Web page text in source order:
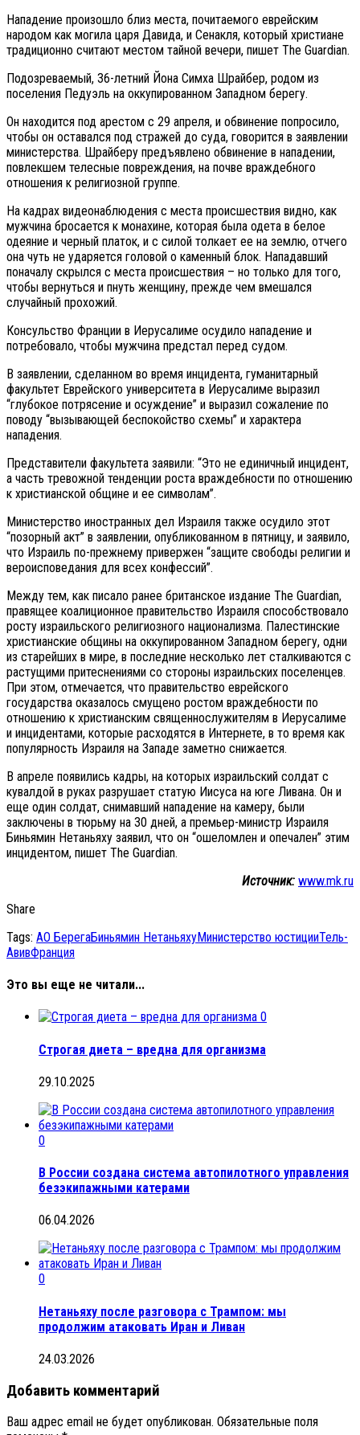
Нападение произошло близ места, почитаемого еврейским
народом как могила царя Давида, и Сенакля, который христиане
традиционно считают местом тайной вечери, пишет The Guardian.
Подозреваемый, 36-летний Йона Симха Шрайбер, родом из
поселения Педуэль на оккупированном Западном берегу.
Он находится под арестом с 29 апреля, и обвинение попросило,
чтобы он оставался под стражей до суда, говорится в заявлении
министерства. Шрайберу предъявлено обвинение в нападении,
повлекшем телесные повреждения, на почве враждебного
отношения к религиозной группе.
На кадрах видеонаблюдения с места происшествия видно, как
мужчина бросается к монахине, которая была одета в белое
одеяние и черный платок, и с силой толкает ее на землю, отчего
она чуть не ударяется головой о каменный блок. Нападавший
поначалу скрылся с места происшествия – но только для того,
чтобы вернуться и пнуть женщину, прежде чем вмешался
случайный прохожий.
Консульство Франции в Иерусалиме осудило нападение и
потребовало, чтобы мужчина предстал перед судом.
В заявлении, сделанном во время инцидента, гуманитарный
факультет Еврейского университета в Иерусалиме выразил
“глубокое потрясение и осуждение” и выразил сожаление по
поводу “вызывающей беспокойство схемы” и характера
нападения.
Представители факультета заявили: “Это не единичный инцидент,
а часть тревожной тенденции роста враждебности по отношению
к христианской общине и ее символам”.
Министерство иностранных дел Израиля также осудило этот
“позорный акт” в заявлении, опубликованном в пятницу, и заявило,
что Израиль по-прежнему привержен “защите свободы религии и
вероисповедания для всех конфессий”.
Между тем, как писало ранее британское издание The Guardian,
правящее коалиционное правительство Израиля способствовало
росту израильского религиозного национализма. Палестинские
христианские общины на оккупированном Западном берегу, одни
из старейших в мире, в последние несколько лет сталкиваются с
растущими притеснениями со стороны израильских поселенцев.
При этом, отмечается, что правительство еврейского
государства оказалось смущено ростом враждебности по
отношению к христианским священнослужителям в Иерусалиме
и инцидентами, которые расходятся в Интернете, в то время как
популярность Израиля на Западе заметно снижается.
В апреле появились кадры, на которых израильский солдат с
кувалдой в руках разрушает статую Иисуса на юге Ливана. Он и
еще один солдат, снимавший нападение на камеру, были
заключены в тюрьму на 30 дней, а премьер-министр Израиля
Биньямин Нетаньяху заявил, что он “ошеломлен и опечален” этим
инцидентом, пишет The Guardian.
Источник: www.mk.ru
Share
Tags: АО БерегаБиньямин НетаньяхуМинистерство юстицииТель-
АвивФранция
Это вы еще не читали...
0
Строгая диета – вредна для организма
29.10.2025
0
В России создана система автопилотного управления
безэкипажными катерами
06.04.2026
0
Нетаньяху после разговора с Трампом: мы
продолжим атаковать Иран и Ливан
24.03.2026
Добавить комментарий
Ваш адрес email не будет опубликован. Обязательные поля